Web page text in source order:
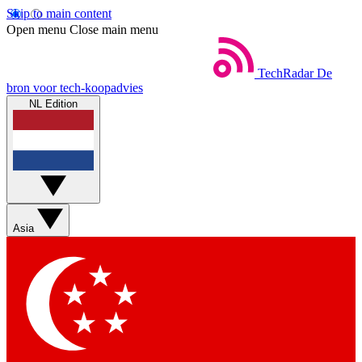
Skip to main content
Open menu Close main menu
TechRadar De
bron voor tech-koopadvies
NL Edition
Asia